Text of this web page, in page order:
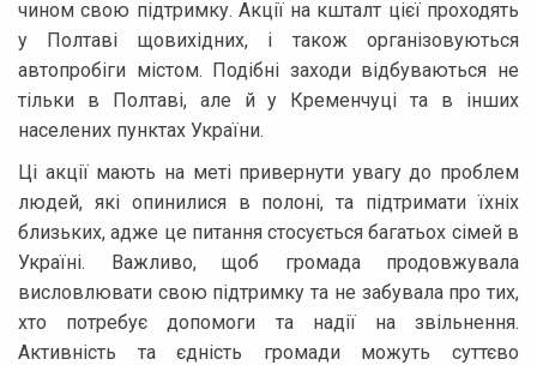
чином свою підтримку. Акції на кшталт цієї проходять
у Полтаві щовихідних, і також організовуються
автопробіги містом. Подібні заходи відбуваються не
тільки в Полтаві, але й у Кременчуці та в інших
населених пунктах України.
Ці акції мають на меті привернути увагу до проблем
людей, які опинилися в полоні, та підтримати їхніх
близьких, адже це питання стосується багатьох сімей в
Україні. Важливо, щоб громада продовжувала
висловлювати свою підтримку та не забувала про тих,
хто потребує допомоги та надії на звільнення.
Активність та єдність громади можуть суттєво